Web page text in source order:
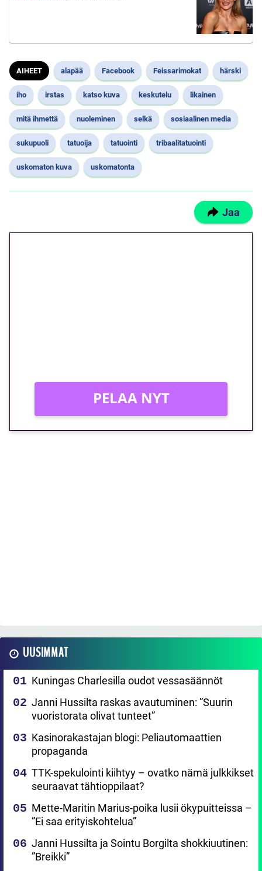
AIHEET alapää Facebook Feissarimokat härski
iho irstas katso kuva keskutelu likainen
mitä ihmettä nuoleminen selkä sosiaalinen media
sukupuoli tatuoija tatuointi tribaalitatuointi
uskomaton kuva uskomatonta
Jaa
PELAA NYT
UUSIMMAT
Kuningas Charlesilla oudot vessasäännöt
Janni Hussilta raskas avautuminen: ”Suurin
vuoristorata olivat tunteet”
Kasinorakastajan blogi: Peliautomaattien
propaganda
TTK-spekulointi kiihtyy – ovatko nämä julkkikset
seuraavat tähtioppilaat?
Mette-Maritin Marius-poika lusii ökypuitteissa –
”Ei saa erityiskohtelua”
Janni Hussilta ja Sointu Borgilta shokkiuutinen:
”Breikki”